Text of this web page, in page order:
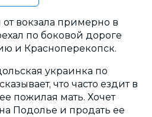
от вокзала примерно в
по боковой дороге
и Красноперекопск.
украинка по
что часто ездит в
пожилая мать. Хочет
Подолье и продать ее